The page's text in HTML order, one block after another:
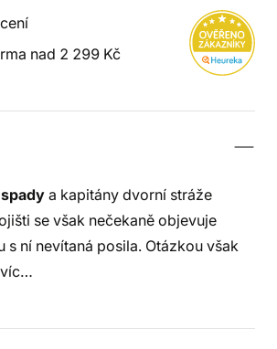
nad 2 299 Kč
a kapitány dvorní stráže
se však nečekaně objevuje
s ní nevítaná posila. Otázkou však
víc…